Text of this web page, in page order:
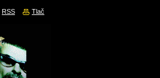
RSS Tlač